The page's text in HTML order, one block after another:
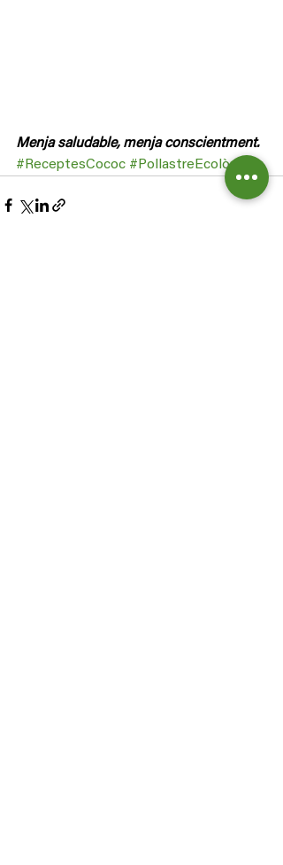
Menja saludable, menja conscientment.
#ReceptesCococ #PollastreEcològic